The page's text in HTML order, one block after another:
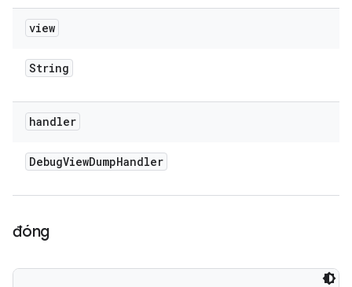
view
String
handler
DebugViewDumpHandler
đóng